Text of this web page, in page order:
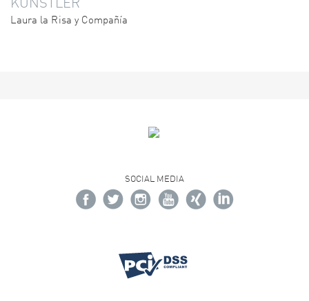
KÜNSTLER
Laura la Risa y Compañía
SOCIAL MEDIA